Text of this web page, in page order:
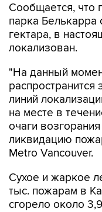
Сообщается, что
парка Белькарра
гектара, в
локализован.
"На данный
линий
на месте в
очаги
ликвидацию
Metro Vancouver.
Сухое и жаркое
тыс. пожарам в
сгорело около